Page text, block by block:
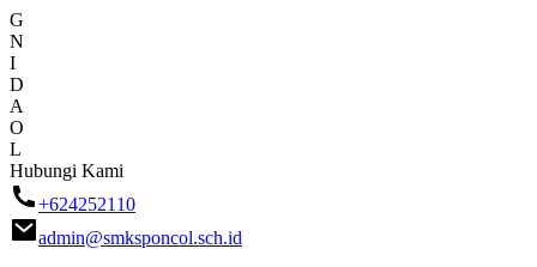
G
N
I
D
A
O
L
Skip
to
content
Hubungi Kami
+624252110
admin@smksponcol.sch.id